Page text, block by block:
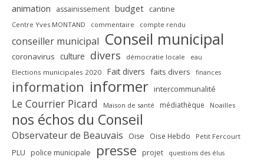
animation assainissement budget cantine
Centre Yves MONTAND commentaire compte rendu
conseiller municipal Conseil municipal
coronavirus culture divers démocratie locale eau
Elections municipales 2020 Fait divers faits divers finances
information informer intercommunalité
Le Courrier Picard Maison de santé médiathèque Noailles
nos échos du Conseil
Observateur de Beauvais Oise Oise Hebdo Petit Fercourt
PLU police municipale presse projet questions des élus